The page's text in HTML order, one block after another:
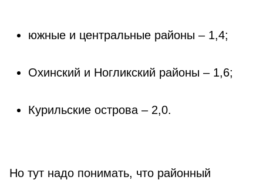
южные и центральные районы – 1,4;
Охинский и Ногликский районы – 1,6;
Курильские острова – 2,0.
Но тут надо понимать, что районный